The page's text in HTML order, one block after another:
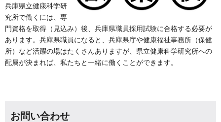
兵庫県立健康科学研
究所で働くには、専
門資格を取得（見込み）後、兵庫県職員採用試験に合格する必要が
あります。兵庫県職員になると、兵庫県庁や健康福祉事務所（保健
所）など活躍の場はたくさんありますが、県立健康科学研究所への
配属が決まれば、私たちと一緒に働くことができます。
お問い合わせ